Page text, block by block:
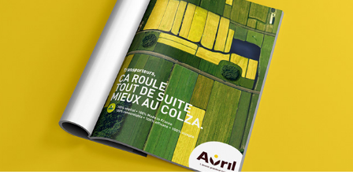
2021
Avril